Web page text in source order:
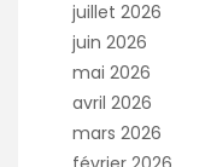
juillet 2026
juin 2026
mai 2026
avril 2026
mars 2026